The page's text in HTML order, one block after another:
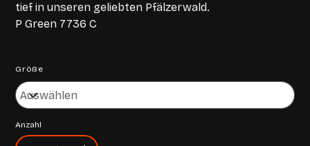
tief in unseren geliebten Pfälzerwald.
P Green 7736 C
Größe
Anzahl